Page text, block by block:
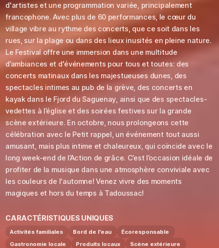
d'artistes et une programmation variée, principalement
francophone. Avec plus de 60 performances, le cœur du
village vibre au rythme des concerts, que ce soit dans les
rues, sur la plage ou dans des lieux inusités en pleine nature.
Le Festival offre une immersion dans une multitude
d’ambiances et d'événements pour tous et toutes: des
concerts matinaux dans les majestueuses dunes, des
spectacles intimes au pub de la grève, des concerts en
kayak dans le Fjord du Saguenay, ainsi que des spectacles-
vedettes à l’église et des soirées festives sur la grande
scène extérieure. En octobre, nous prolongeons cette
célébration avec le Petit rappel, un événement tout aussi
amusant, mais plus intime et chaleureux, qui coïncide avec le
long week-end de l’Action de grâce. C’est l’occasion idéale de
profiter de la musique dans une atmosphère conviviale avec
les couleurs de l'automne! Venez vivre des moments
magiques et hors du temps à Tadoussac!
CARACTÉRISTIQUES UNIQUES
Activités familiales Bord de l'eau
Écoresponsable
Gastronomie locale
Produits locaux
Scène extérieure